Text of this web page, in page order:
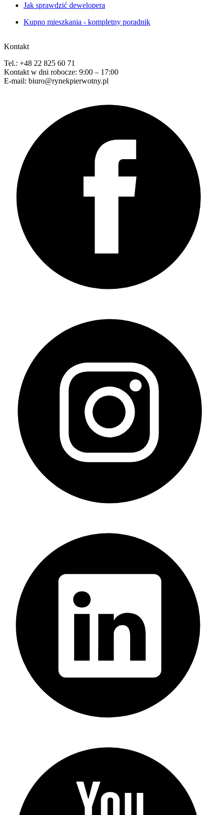
Jak sprawdzić dewelopera
Kupno mieszkania - kompletny poradnik
Kontakt
Tel.: +48 22 825 60 71
Kontakt w dni robocze: 9:00 – 17:00
E-mail: biuro@rynekpierwotny.pl